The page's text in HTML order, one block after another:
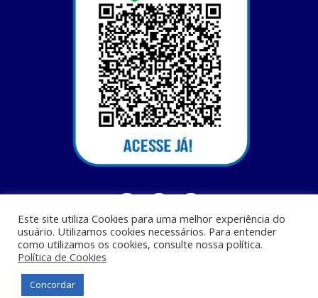
Centro Universitário Santa Terezinha - CEST - Av. Casemiro Junior, 12 - Anil,
Este site utiliza Cookies para uma melhor experiência do
usuário. Utilizamos cookies necessários. Para entender
como utilizamos os cookies, consulte nossa política.
Política de Cookies
Concordar